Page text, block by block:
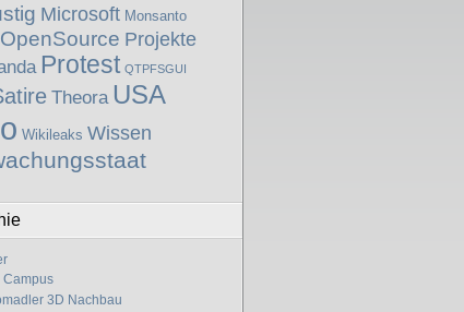
Microsoft Monsanto
OpenSource Projekte
Protest QTPFSGUI
Theora USA
Wikileaks Wissen
Campus
3D Nachbau